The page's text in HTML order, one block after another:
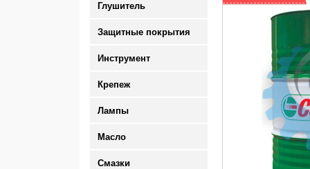
Глушитель
Защитные покрытия
Инструмент
Крепеж
Лампы
Масло
Смазки